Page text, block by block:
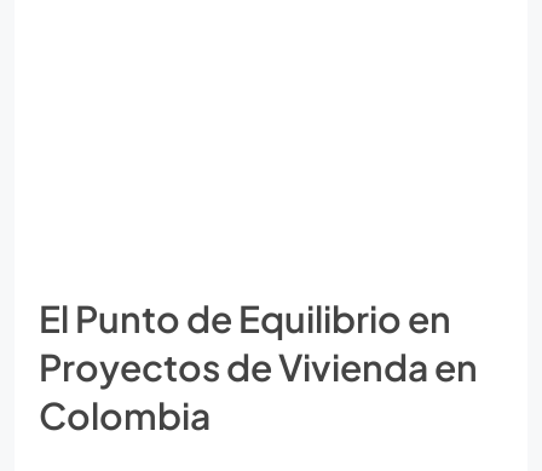
El Punto de Equilibrio en
Proyectos de Vivienda en
Colombia